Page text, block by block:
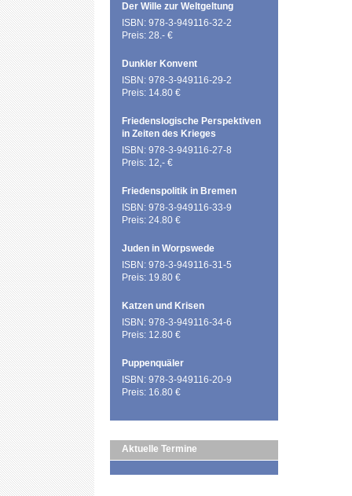
Der Wille zur Weltgeltung
ISBN: 978-3-949116-32-2
Preis: 28.- €
Dunkler Konvent
ISBN: 978-3-949116-29-2
Preis: 14.80 €
Friedenslogische Perspektiven
in Zeiten des Krieges
ISBN: 978-3-949116-27-8
Preis: 12,- €
Friedenspolitik in Bremen
ISBN: 978-3-949116-33-9
Preis: 24.80 €
Juden in Worpswede
ISBN: 978-3-949116-31-5
Preis: 19.80 €
Katzen und Krisen
ISBN: 978-3-949116-34-6
Preis: 12.80 €
Puppenquäler
ISBN: 978-3-949116-20-9
Preis: 16.80 €
Aktuelle Termine